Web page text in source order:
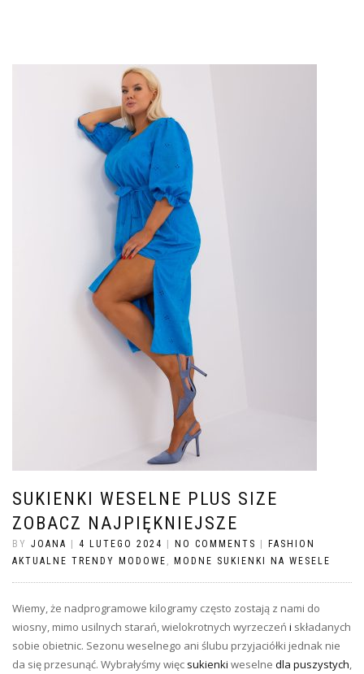
SUKIENKI WESELNE PLUS SIZE
ZOBACZ NAJPIĘKNIEJSZE
BY JOANA | 4 LUTEGO 2024 | NO COMMENTS | FASHION
AKTUALNE TRENDY MODOWE
MODNE SUKIENKI NA WESELE
Wiemy, że nadprogramowe kilogramy często zostają z nami do
wiosny, mimo usilnych starań, wielokrotnych wyrzeczeń i składanych
sobie obietnic. Sezonu weselnego ani ślubu przyjaciółki jednak nie
da się przesunąć. Wybrałyśmy więc sukienki weselne dla puszystych